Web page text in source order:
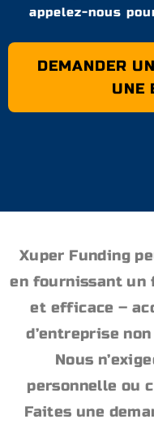
appelez-nous
DEMANDER
UNE
Xuper Funding
en fournissant un
et efficace –
d’entreprise
Nous
personnelle ou
Faites une